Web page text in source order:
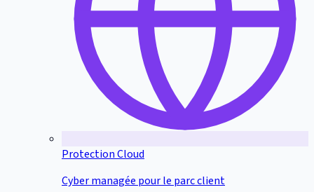
Protection Cloud
Cyber managée pour le parc client